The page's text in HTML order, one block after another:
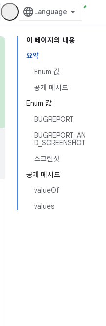
이 페이지의 내용
요약
Enum 값
공개 메서드
Enum 값
BUGREPORT
BUGREPORT_AN
D_SCREENSHOT
스크린샷
공개 메서드
valueOf
values